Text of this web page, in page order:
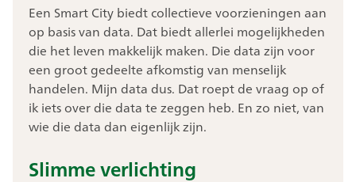
Een Smart City biedt collectieve voorzieningen aan
op basis van data. Dat biedt allerlei mogelijkheden
die het leven makkelijk maken. Die data zijn voor
een groot gedeelte afkomstig van menselijk
handelen. Mijn data dus. Dat roept de vraag op of
ik iets over die data te zeggen heb. En zo niet, van
wie die data dan eigenlijk zijn.
Slimme verlichting